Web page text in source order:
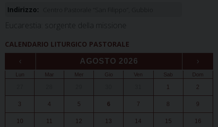
Indirizzo:
Eucarestia: sorgente della missione
CALENDARIO LITURGICO PASTORALE
‹ AGOSTO 2026 ›
Lun Mar Mer Gio Ven Sab Dom
1 2
3 4 5 6 7 8 9
10 11 12 13 14 15 16